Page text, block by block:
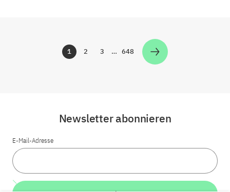
Zur Seite
1 Zur Seite
2 Zur Seite
3 … Zur Seite
648
Newsletter abonnieren
E-Mail-Adresse